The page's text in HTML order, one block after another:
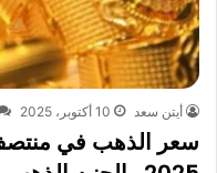
أيتن سعد 10 أكتوبر، 2025